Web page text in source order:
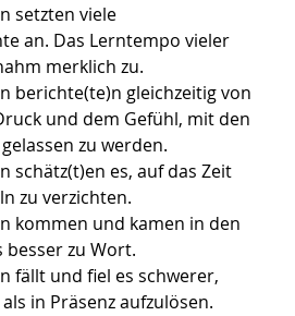
setzten viele
an. Das Lerntempo vieler
merklich zu.
berichte(te)n gleichzeitig von
und dem Gefühl, mit den
zu werden.
schätz(t)en es, auf das Zeit
zu verzichten.
kommen und kamen in den
zu Wort.
fällt und fiel es schwerer,
in Präsenz aufzulösen.